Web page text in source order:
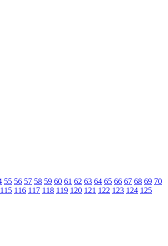
55 56 57 58 59 60 61 62 63 64 65 66 67 68 69 70
115 116 117 118 119 120 121 122 123 124 125